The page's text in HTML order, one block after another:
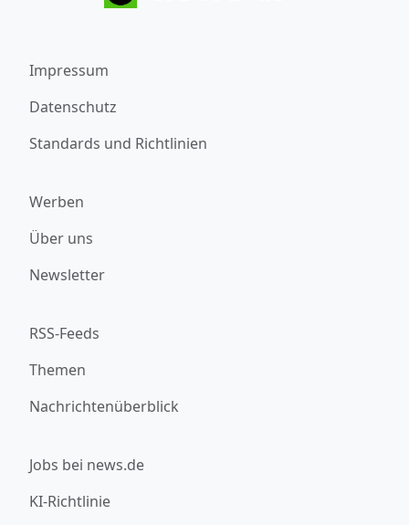
Impressum
Datenschutz
Standards und Richtlinien
Werben
Über uns
Newsletter
RSS-Feeds
Themen
Nachrichtenüberblick
Jobs bei news.de
KI-Richtlinie